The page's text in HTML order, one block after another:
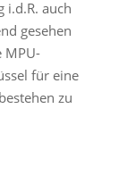
i.d.R. auch
gesehen
MPU-
für eine
zu